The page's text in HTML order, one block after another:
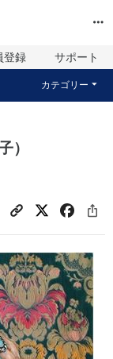
登録 サポート
カテゴリー
）